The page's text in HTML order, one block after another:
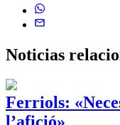
Noticias
Ferriols:
l’afició»